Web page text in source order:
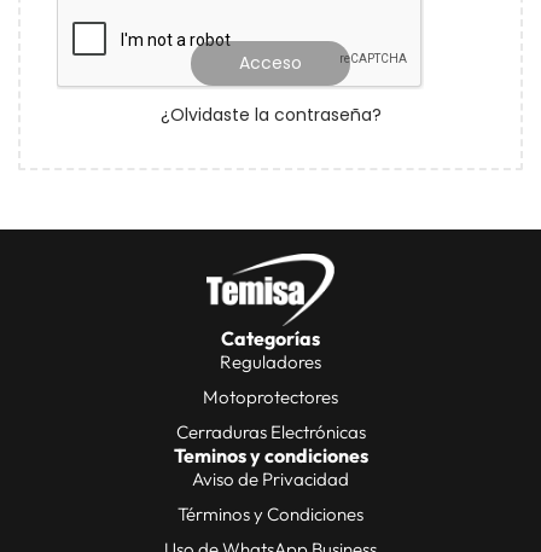
Acceso
¿Olvidaste la contraseña?
Categorías
Reguladores
Motoprotectores
Cerraduras Electrónicas
Teminos y condiciones
Aviso de Privacidad
Términos y Condiciones